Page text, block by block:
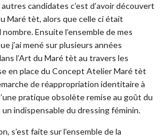
candidates c’est d’avoir découvert
Maré tèt, alors que celle ci était
Ensuite l’ensemble de mes
j’ai mené sur plusieurs années
l’Art du Maré tèt au travers les
en place du Concept Atelier Maré tèt
de réappropriation identitaire à
pratique obsolète remise au goût du
indispensable du dressing féminin.
s’est faite sur l’ensemble de la